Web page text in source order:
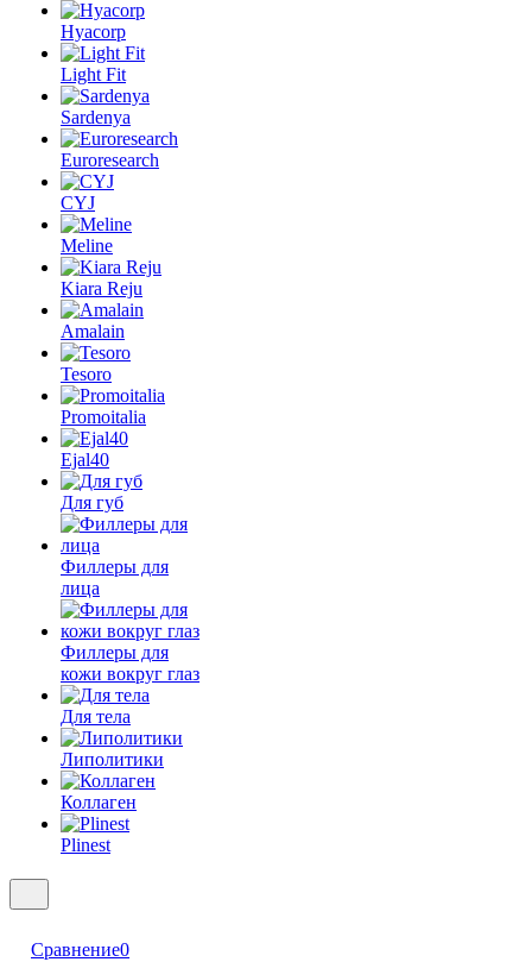
Hyacorp
Light Fit
Sardenya
Euroresearch
CYJ
Meline
Kiara Reju
Amalain
Tesoro
Promoitalia
Ejal40
Для губ
Филлеры для
лица
Филлеры для
кожи вокруг глаз
Для тела
Липолитики
Коллаген
Plinest
Сравнение0